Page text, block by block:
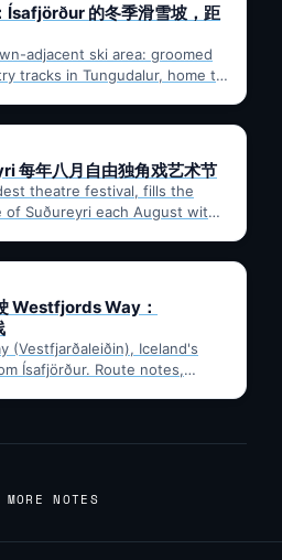
的冬季滑雪坡，距
adjacent ski area: groomed
tracks in Tungudalur, home to
✓ 6 JUL
每年八月自由独角戏艺术节
theatre festival, fills the
of Suðureyri each August with
✓ 6 JUL
Westfjords Way：
(Vestfjarðaleiðin), Iceland's
Ísafjörður. Route notes,
NOTES